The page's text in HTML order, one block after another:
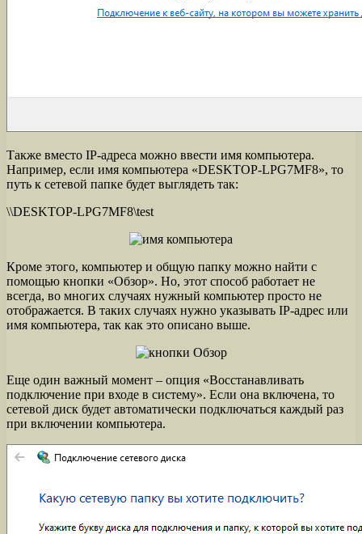
Также вместо IP-адреса можно ввести имя компьютера.
Например, если имя компьютера «DESKTOP-LPG7MF8», то
путь к сетевой папке будет выглядеть так:
\\DESKTOP-LPG7MF8\test
Кроме этого, компьютер и общую папку можно найти с
помощью кнопки «Обзор». Но, этот способ работает не
всегда, во многих случаях нужный компьютер просто не
отображается. В таких случаях нужно указывать IP-адрес или
имя компьютера, так как это описано выше.
Еще один важный момент – опция «Восстанавливать
подключение при входе в систему». Если она включена, то
сетевой диск будет автоматически подключаться каждый раз
при включении компьютера.